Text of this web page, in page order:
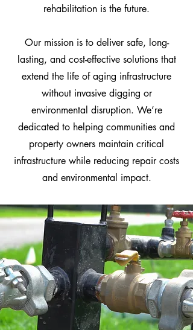
rehabilitation is the future.
Our mission is to deliver safe, long-
lasting, and cost-effective solutions that
extend the life of aging infrastructure
without invasive digging or
environmental disruption. We’re
dedicated to helping communities and
property owners maintain critical
infrastructure while reducing repair costs
and environmental impact.